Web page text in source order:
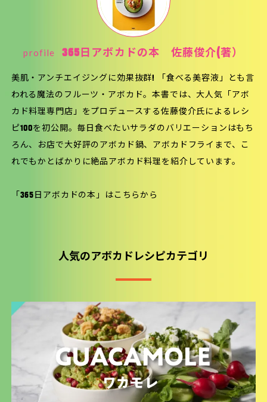
profile 365日アボカドの本 佐藤俊介(著）
美肌・アンチエイジングに効果抜群! 「食べる美容液」とも言
われる魔法のフルーツ・アボカド。本書では、大人気「アボ
カド料理専門店」をプロデュースする佐藤俊介氏によるレシ
ピ100を初公開。毎日食べたいサラダのバリエーションはもち
ろん、お店で大好評のアボカド鍋、アボカドフライまで、こ
れでもかとばかりに絶品アボカド料理を紹介しています。
「365日アボカドの本」は こちらから
人気のアボカドレシピカテゴリ